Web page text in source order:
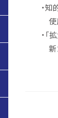
・知的
使用す
・「拡
新たに